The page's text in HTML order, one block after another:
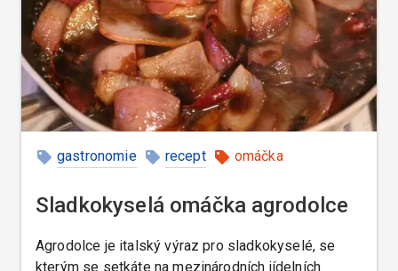
gastronomie recept
omáčka
Sladkokyselá omáčka agrodolce
Agrodolce je italský výraz pro sladkokyselé, se
kterým se setkáte na mezinárodních jídelních